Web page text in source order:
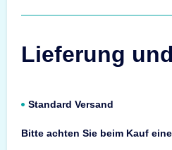
Lieferung
Standard Versand
Bitte achten Sie beim Kauf